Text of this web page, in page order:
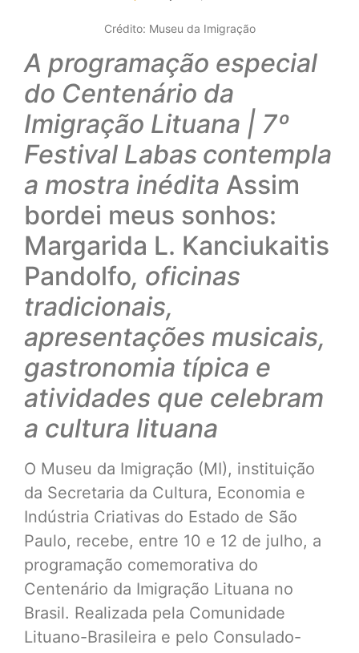
Crédito: Museu da Imigração
A programação especial
do Centenário da
Imigração Lituana | 7º
Festival Labas contempla
a mostra inédita Assim
bordei meus sonhos:
Margarida L. Kanciukaitis
Pandolfo, oficinas
tradicionais,
apresentações musicais,
gastronomia típica e
atividades que celebram
a cultura lituana
O Museu da Imigração (MI), instituição
da Secretaria da Cultura, Economia e
Indústria Criativas do Estado de São
Paulo, recebe, entre 10 e 12 de julho, a
programação comemorativa do
Centenário da Imigração Lituana no
Brasil. Realizada pela Comunidade
Lituano-Brasileira e pelo Consulado-